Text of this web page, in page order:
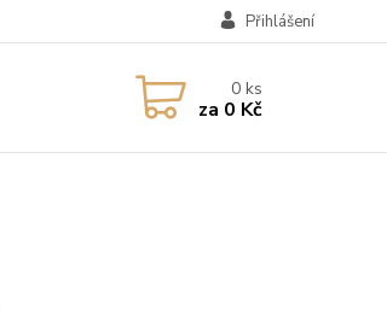
Přihlášení
0ks
za 0 Kč